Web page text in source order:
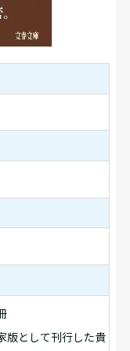
版として刊行した貴